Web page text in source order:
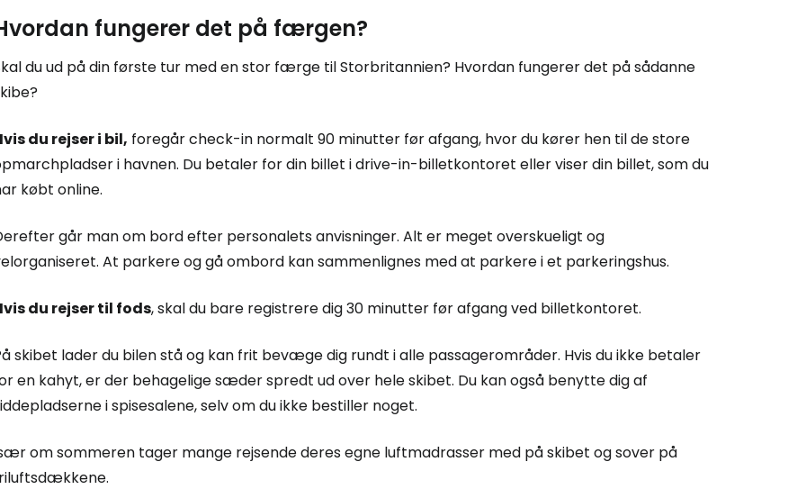
fungerer det på færgen?
du ud på din første tur med en stor færge til Storbritannien? Hvordan fungerer det på sådanne
du rejser i bil, foregår check-in normalt 90 minutter før afgang, hvor du kører hen til de store
i havnen. Du betaler for din billet i drive-in-billetkontoret eller viser din billet, som du
købt online.
går man om bord efter personalets anvisninger. Alt er meget overskueligt og
At parkere og gå ombord kan sammenlignes med at parkere i et parkeringshus.
du rejser til fods, skal du bare registrere dig 30 minutter før afgang ved billetkontoret.
skibet lader du bilen stå og kan frit bevæge dig rundt i alle passagerområder. Hvis du ikke betaler
en kahyt, er der behagelige sæder spredt ud over hele skibet. Du kan også benytte dig af
i spisesalene, selv om du ikke bestiller noget.
om sommeren tager mange rejsende deres egne luftmadrasser med på skibet og sover på